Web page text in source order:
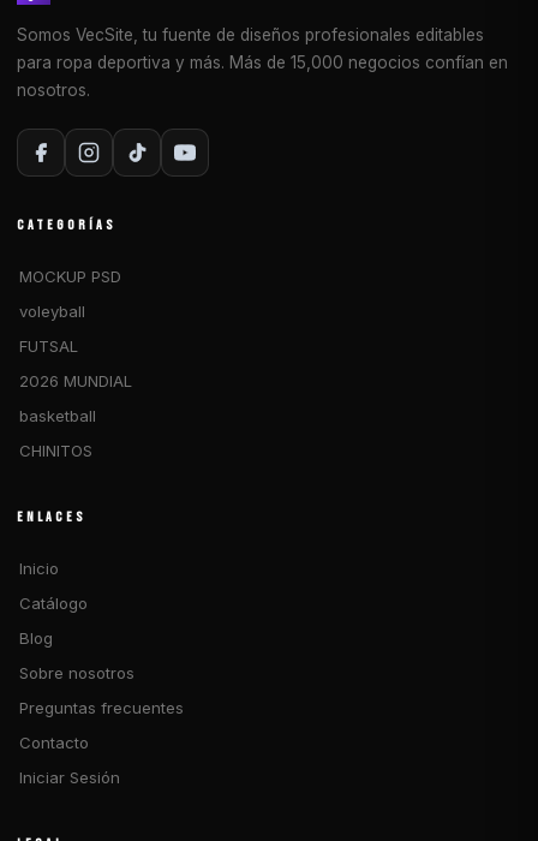
Somos VecSite, tu fuente de diseños profesionales editables
para ropa deportiva y más. Más de 15,000 negocios confían en
nosotros.
CATEGORÍAS
MOCKUP PSD
voleyball
FUTSAL
2026 MUNDIAL
basketball
CHINITOS
ENLACES
Inicio
Catálogo
Blog
Sobre nosotros
Preguntas frecuentes
Contacto
Iniciar Sesión